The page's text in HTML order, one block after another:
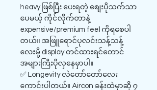
heavy ဖြစ်ပြီး ပေးရတဲ့ စျေးပိုသက်သာ
ပေမယ့် ကိုင်လိုက်တာနဲ့
expensive/premium feel ကိုရစေပါ
တယ်။ အဖြူရောင်ပုလင်းသန့်သန့်
လေးမို့ display တင်ထားရင်တောင်
အများကြီးပိုလှနေမှာပါ။
✅ Longevity လဲတော်တော်လေး
ကောင်းပါတယ်။ Aircon ခန်းထဲမှာဆို ၇